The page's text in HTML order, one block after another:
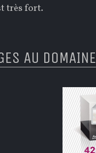
très fort.
AU DOMAINE